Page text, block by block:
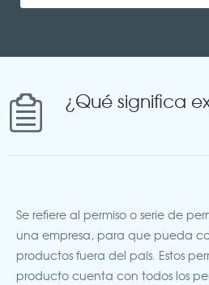
¿Qué significa
Se refiere al permiso o serie de
una empresa, para que pueda
productos fuera del país. Estos
producto cuenta con todos los